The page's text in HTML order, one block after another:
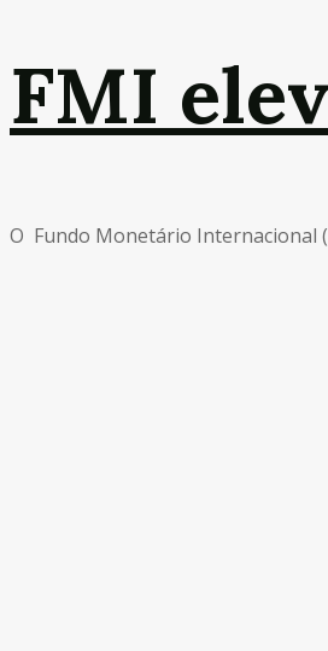
FMI
O Fundo Monetário Internacional